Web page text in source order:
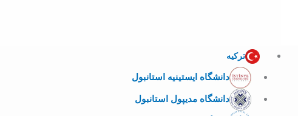
ترکیه
دانشگاه ایستینیه استانبول
دانشگاه مدیپول استانبول